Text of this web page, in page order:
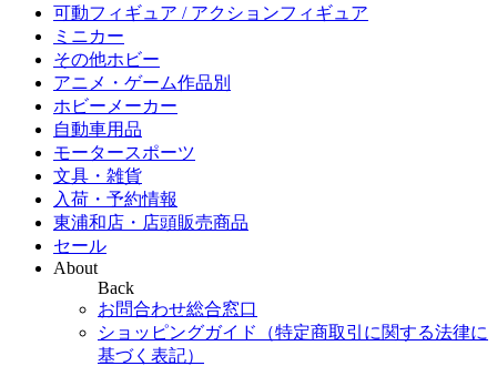
可動フィギュア / アクションフィギュア
ミニカー
その他ホビー
アニメ・ゲーム作品別
ホビーメーカー
自動車用品
モータースポーツ
文具・雑貨
入荷・予約情報
東浦和店・店頭販売商品
セール
About
Back
お問合わせ総合窓口
ショッピングガイド（特定商取引に関する法律に
基づく表記）